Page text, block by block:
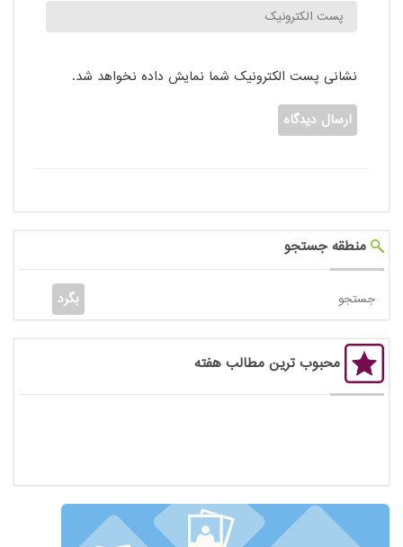
نشانی پست الکترونیک شما نمایش داده نخواهد شد.
منطقه جستجو
محبوب ترین مطالب هفته